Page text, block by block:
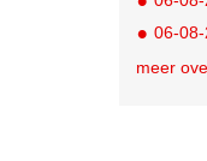
06-
meer